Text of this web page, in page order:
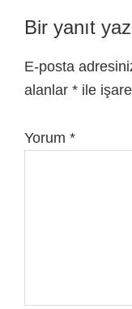
Bir yanıt
E-posta
alanlar * ile
Yorum *